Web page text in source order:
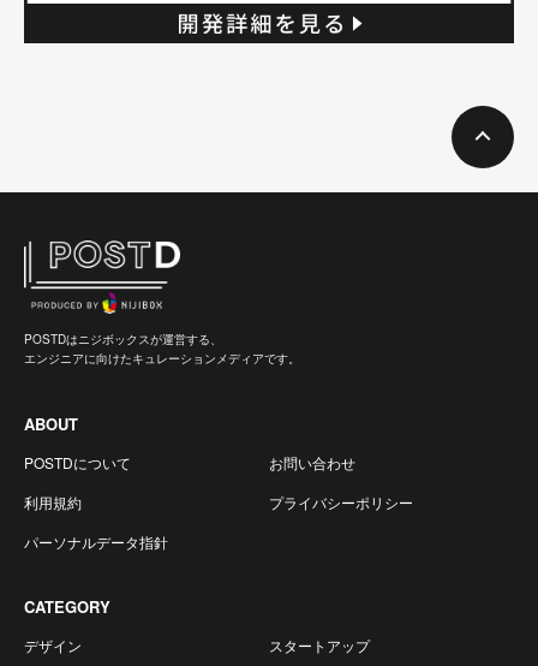
POSTDはニジボックスが運営する、
エンジニアに向けたキュレーションメディアです。
ABOUT
POSTDについて
お問い合わせ
利用規約
プライバシーポリシー
パーソナルデータ指針
CATEGORY
デザイン
スタートアップ